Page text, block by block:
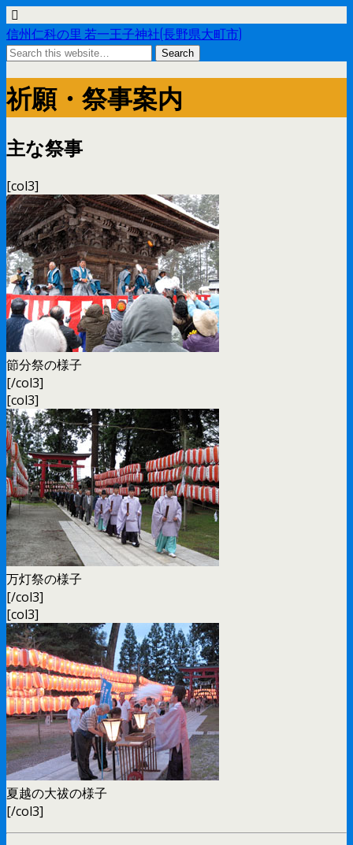
信州仁科の里 若一王子神社(長野県大町市)
祈願・祭事案内
主な祭事
[col3]
節分祭の様子
[/col3]
[col3]
万灯祭の様子
[/col3]
[col3]
夏越の大祓の様子
[/col3]